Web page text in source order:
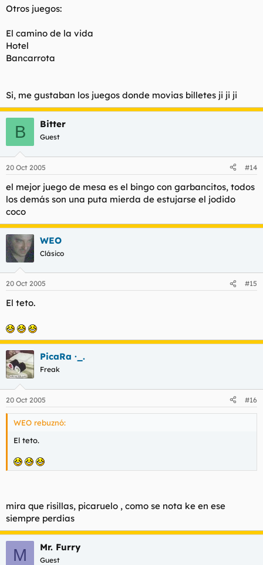
Otros juegos:
El camino de la vida
Hotel
Bancarrota
Si, me gustaban los juegos donde movias billetes ji ji ji
B Bitter
Guest
20 Oct 2005 #14
el mejor juego de mesa es el bingo con garbancitos, todos
los demás son una puta mierda de estujarse el jodido
coco
WEO
Clásico
20 Oct 2005 #15
El teto.
PicaRa ·_.
Freak
20 Oct 2005 #16
WEO rebuznó:
El teto.
mira que risillas, picaruelo , como se nota ke en ese
siempre perdias
M Mr. Furry
Guest